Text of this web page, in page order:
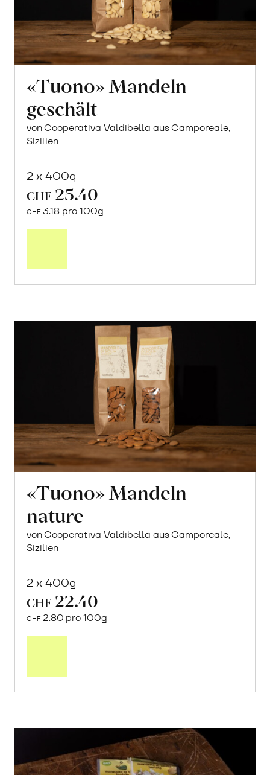
«Tuono» Mandeln
geschält
von Cooperativa Valdibella aus Camporeale,
Sizilien
2 x 400g
CHF 25.40
CHF 3.18 pro 100g
«Tuono» Mandeln
nature
von Cooperativa Valdibella aus Camporeale,
Sizilien
2 x 400g
CHF 22.40
CHF 2.80 pro 100g